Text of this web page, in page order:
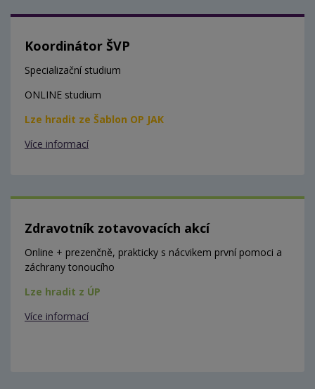
Koordinátor ŠVP
Specializační studium
ONLINE studium
Lze hradit ze Šablon OP JAK
Více informací
Zdravotník zotavovacích akcí
Online + prezenčně, prakticky s nácvikem první pomoci a
záchrany tonoucího
Lze hradit z ÚP
Více informací